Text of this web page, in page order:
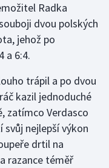
Radka
dvou polských
jehož po
a 6:4.
trápil a po dvou
kazil jednoduché
zatímco Verdasco
nejlepší výkon
drtil na
razance téměř